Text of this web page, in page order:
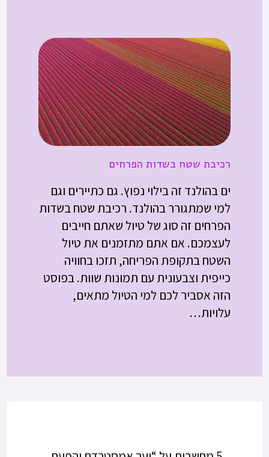
רכיבת שטח בשדות הפרחים
ים בהולנד זה בילוי נפוץ. גם כתיירים וגם
למי שמתגורר בהולנד. רכיבת שטח בשדות
הפרחים זה סוג של טיול שאתם חייבים
לעצמכם. אם אתם מתזמנים את טיול
השטח בתקופת הפריחה, תזכו בחוויה
כייפית וצבעונית עם תמונות שוות. בפוסט
הזה אסביר לכם למי הטיול מתאים,
עלויות…